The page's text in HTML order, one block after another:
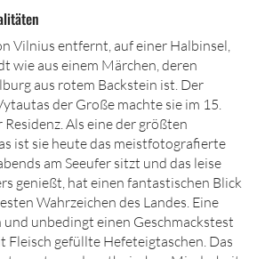
Vilnius entfernt, auf einer Halbinsel,
wie aus einem Märchen, deren
aus rotem Backstein ist. Der
der Große machte sie im 15.
Als eine der größten
ist sie heute das meistfotografierte
am Seeufer sitzt und das leise
genießt, hat einen fantastischen Blick
Wahrzeichen des Landes. Eine
und unbedingt einen Geschmackstest
Fleisch gefüllte Hefeteigtaschen. Das